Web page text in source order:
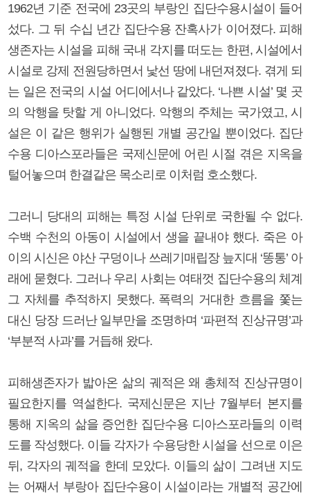
1962년 기준 전국에 23곳의 부랑인 집단수용시설이 들어
섰다. 그 뒤 수십 년간 집단수용 잔혹사가 이어졌다. 피해
생존자는 시설을 피해 국내 각지를 떠도는 한편, 시설에서
시설로 강제 전원당하면서 낯선 땅에 내던져졌다. 겪게 되
는 일은 전국의 시설 어디에서나 같았다. ‘나쁜 시설’ 몇 곳
의 악행을 탓할 게 아니었다. 악행의 주체는 국가였고, 시
설은 이 같은 행위가 실행된 개별 공간일 뿐이었다. 집단
수용 디아스포라들은 국제신문에 어린 시절 겪은 지옥을
털어놓으며 한결같은 목소리로 이처럼 호소했다.
그러니 당대의 피해는 특정 시설 단위로 국한될 수 없다.
수백 수천의 아동이 시설에서 생을 끝내야 했다. 죽은 아
이의 시신은 야산 구덩이나 쓰레기매립장 늪지대 ‘똥통’ 아
래에 묻혔다. 그러나 우리 사회는 여태껏 집단수용의 체계
그 자체를 추적하지 못했다. 폭력의 거대한 흐름을 쫓는
대신 당장 드러난 일부만을 조명하며 ‘파편적 진상규명’과
‘부분적 사과’를 거듭해 왔다.
피해생존자가 밟아온 삶의 궤적은 왜 총체적 진상규명이
필요한지를 역설한다. 국제신문은 지난 7월부터 본지를
통해 지옥의 삶을 증언한 집단수용 디아스포라들의 이력
도를 작성했다. 이들 각자가 수용당한 시설을 선으로 이은
뒤, 각자의 궤적을 한데 모았다. 이들의 삶이 그려낸 지도
는 어째서 부랑아 집단수용이 시설이라는 개별적 공간에